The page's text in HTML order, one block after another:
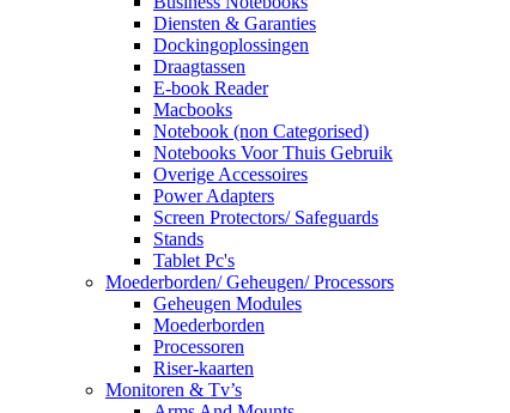
Diensten & Garanties
Dockingoplossingen
Draagtassen
E-book Reader
Macbooks
Notebook (non Categorised)
Notebooks Voor Thuis Gebruik
Overige Accessoires
Power Adapters
Screen Protectors/ Safeguards
Stands
Tablet Pc's
Moederborden/ Geheugen/ Processors
Geheugen Modules
Moederborden
Processoren
Riser-kaarten
Monitoren & Tv’s